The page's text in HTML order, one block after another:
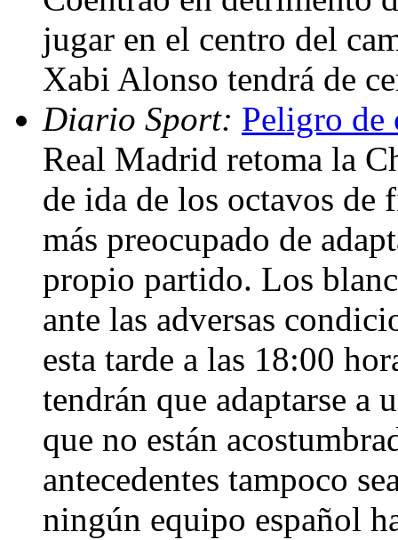
jugar en el centro del
Xabi Alonso tendrá de
Diario Sport: Peligro de
Real Madrid retoma la
de ida de los octavos
más preocupado de
propio partido. Los
ante las adversas
esta tarde a las 18:00
tendrán que adaptarse
que no están
antecedentes tampoco
ningún equipo español